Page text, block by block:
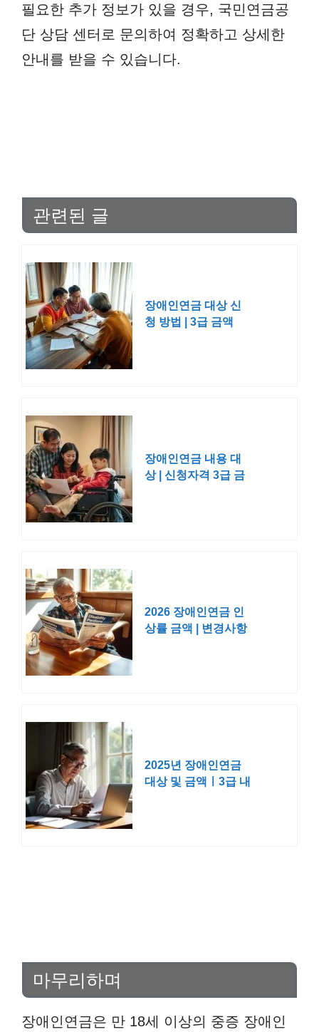
필요한 추가 정보가 있을 경우, 국민연금공
단 상담 센터로 문의하여 정확하고 상세한
안내를 받을 수 있습니다.
관련된 글
장애인연금 대상 신
청 방법 | 3급 금액
장애인연금 내용 대
상 | 신청자격 3급 금
2026 장애인연금 인
상률 금액 | 변경사항
2025년 장애인연금
대상 및 금액ㅣ3급 내
마무리하며
장애인연금은 만 18세 이상의 중증 장애인